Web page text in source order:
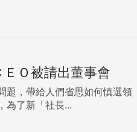
ＥＯ被請出董事會
題，帶給人們省思如何慎選領
為了新「社長...